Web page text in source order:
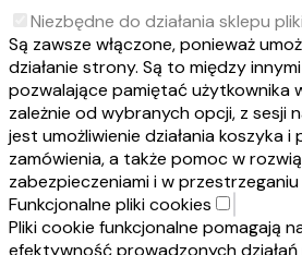
Niezbędne do działania sklepu
Są zawsze włączone, ponieważ
działanie strony. Są to między
pozwalające pamiętać użytkownika
zależnie od wybranych opcji, z sesji
jest umożliwienie działania koszyka
zamówienia, a także pomoc w
zabezpieczeniami i w
Funkcjonalne pliki cookies
Pliki cookie funkcjonalne pomagają
efektywność prowadzonych